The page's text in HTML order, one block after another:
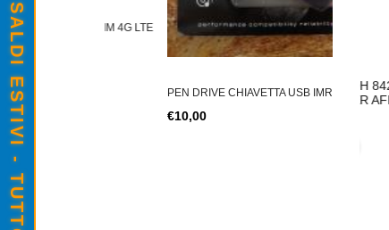
SIM 4G LTE
PEN DRIVE CHIAVETTA USB IMRO DRIVE
SAMSUNG
ML3710D
TONER ORGINALE RICOH 842009
NERO TYPE MP 2501 PER AFICIO